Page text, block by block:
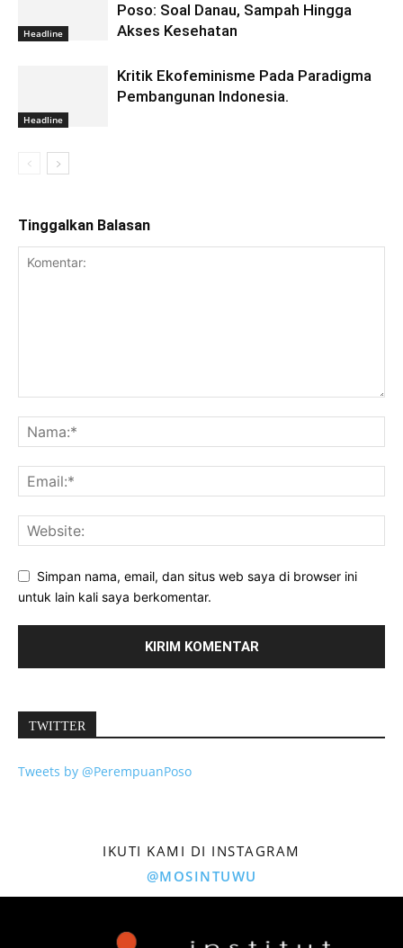
Headline
Poso: Soal Danau, Sampah Hingga
Akses Kesehatan
Headline
Kritik Ekofeminisme Pada Paradigma
Pembangunan Indonesia.
Tinggalkan Balasan
Simpan nama, email, dan situs web saya di browser ini
untuk lain kali saya berkomentar.
TWITTER
Tweets by @PerempuanPoso
IKUTI KAMI DI INSTAGRAM
@MOSINTUWU